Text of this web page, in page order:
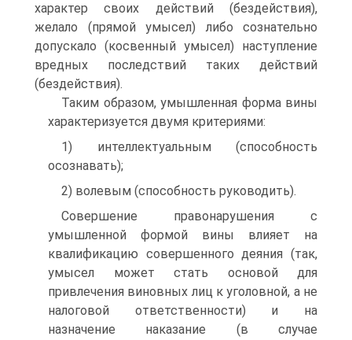
характер своих действий (бездействия),
желало (прямой умысел) либо сознательно
допускало (косвенный умысел) наступление
вредных последствий таких действий
(бездействия).
Таким образом, умышленная форма вины
характеризуется двумя критериями:
1) интеллектуальным (способность
осознавать);
2) волевым (способность руководить).
Совершение правонарушения с
умышленной формой вины влияет на
квалификацию совершенного деяния (так,
умысел может стать основой для
привлечения виновных лиц к уголовной, а не
налоговой ответственности) и на
назначение наказание (в случае